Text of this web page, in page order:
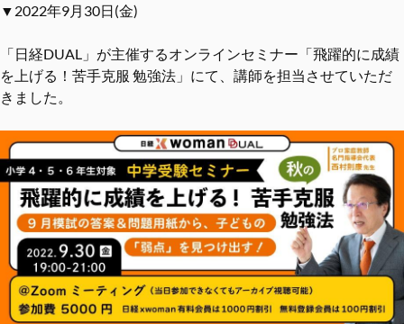
▼2022年9月30日(金)
「日経DUAL」が主催するオンラインセミナー「飛躍的に成績
を上げる！苦手克服 勉強法」にて、講師を担当させていただ
きました。